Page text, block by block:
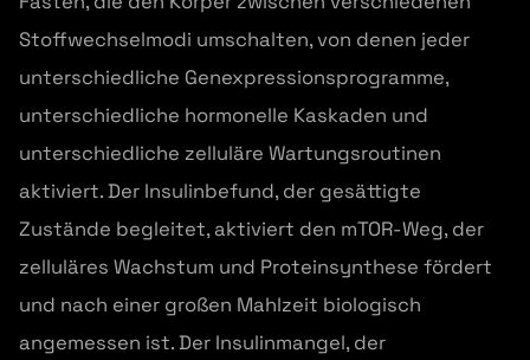
Stoffwechselmodi umschalten, von denen jeder
unterschiedliche Genexpressionsprogramme,
unterschiedliche hormonelle Kaskaden und
unterschiedliche zelluläre Wartungsroutinen
aktiviert. Der Insulinbefund, der gesättigte
Zustände begleitet, aktiviert den mTOR-Weg, der
zelluläres Wachstum und Proteinsynthese fördert
und nach einer großen Mahlzeit biologisch
angemessen ist. Der Insulinmangel, der